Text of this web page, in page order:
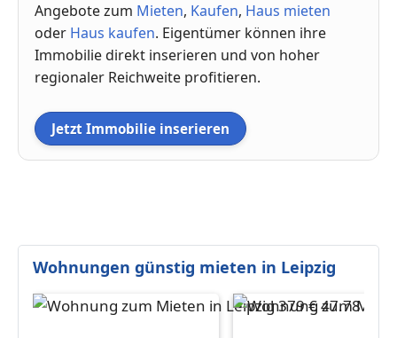
Angebote zum Mieten, Kaufen, Haus mieten
oder Haus kaufen. Eigentümer können ihre
Immobilie direkt inserieren und von hoher
regionaler Reichweite profitieren.
Jetzt Immobilie inserieren
Wohnungen günstig mieten in Leipzig